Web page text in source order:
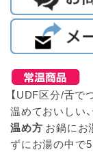
【UDF区分/舌で
温めておいしい
温め方 お鍋にお
ずにお湯の中で5